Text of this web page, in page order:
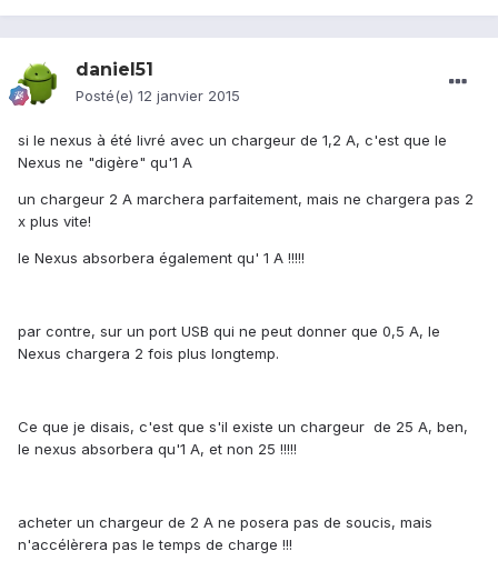
daniel51
Posté(e) 12 janvier 2015
si le nexus à été livré avec un chargeur de 1,2 A, c'est que le
Nexus ne "digère" qu'1 A
un chargeur 2 A marchera parfaitement, mais ne chargera pas 2
x plus vite!
le Nexus absorbera également qu' 1 A !!!!!
par contre, sur un port USB qui ne peut donner que 0,5 A, le
Nexus chargera 2 fois plus longtemp.
Ce que je disais, c'est que s'il existe un chargeur de 25 A, ben,
le nexus absorbera qu'1 A, et non 25 !!!!!
acheter un chargeur de 2 A ne posera pas de soucis, mais
n'accélèrera pas le temps de charge !!!